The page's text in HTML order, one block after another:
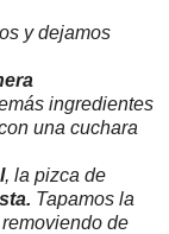
y dejamos
ingredientes
una cuchara
, la pizca de
Tapamos la
de